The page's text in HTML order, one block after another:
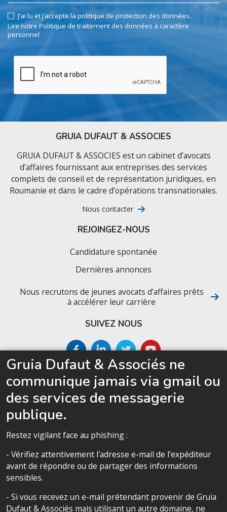
J’ai lu et j’accepte la politique de protection des données.
Lire notre Politique de traitement des données à caractère
personnel
GRUIA DUFAUT & ASSOCIES
GRUIA DUFAUT & ASSOCIES est un cabinet d’avocats
d’affaires fournissant aux entreprises des services
complets de conseil et de représentation juridiques, en
Roumanie et dans le cadre d’opérations transnationales.
Nous contacter
SITEMAP
Politique de confidentialité
REJOINGEZ-NOUS
Candidature spontanée
Dernières annonces
Nous recrutons de jeunes avocats d’affaires prêts
à accélérer leur carrière
SUIVEZ NOUS
La charte de confidentialité
Gruia Dufaut & Associés ne
communique jamais via gmail ou
des services de messagerie
publique.
Restez vigilant face au phishing :
- Vérifiez attentivement l'adresse e-mail de l'expéditeur
avant de répondre ou de partager des informations
sensibles.
- Si vous recevez un e-mail prétendant provenir de Gruia
Dufaut & Associés mais utilisant un autre domaine, ne